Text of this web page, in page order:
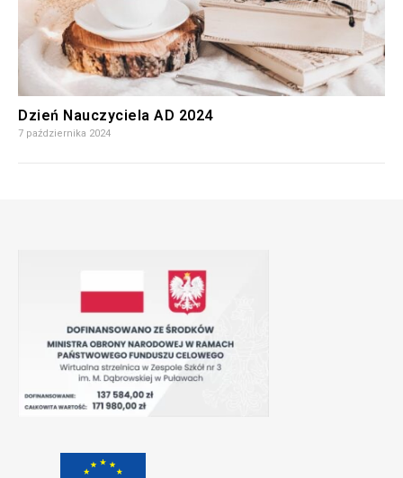
Dzień Nauczyciela AD 2024
7 października 2024